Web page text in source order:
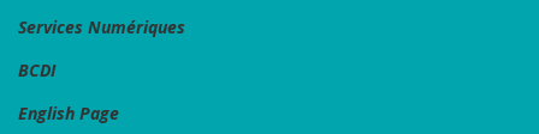
Services Numériques
BCDI
English Page